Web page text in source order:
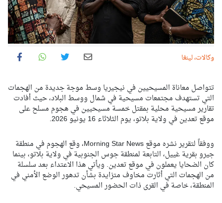
وكالات، لينغا
تتواصل معاناة المسيحيين في نيجيريا وسط موجة جديدة من الهجمات
التي تستهدف مجتمعات مسيحية في شمال ووسط البلاد، حيث أفادت
تقارير مسيحية محلية بمقتل خمسة مسيحيين في هجوم مسلح على
موقع تعدين في ولاية بلاتو، يوم الثلاثاء 16 يونيو 2026.
ووفقاً لتقرير نشره موقع Morning Star News، وقع الهجوم في منطقة
جيرو بقرية غييل، التابعة لمنطقة جوس الجنوبية في ولاية بلاتو، بينما
كان الضحايا يعملون في موقع تعدين. ويأتي هذا الاعتداء بعد سلسلة
من الهجمات التي أثارت مخاوف متزايدة بشأن تدهور الوضع الأمني في
المنطقة، خاصة في القرى ذات الحضور المسيحي.